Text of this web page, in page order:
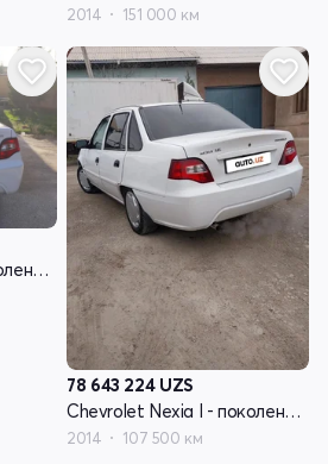
2014 151 000 км
Chevrolet Nexia I - поколение рестайлинг
78 643 224 UZS
Chevrolet Nexia I - поколение рестайлинг
2014 107 500 км